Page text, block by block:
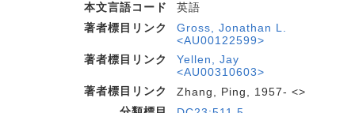
本文言語コード
英語
著者標目リンク
Gross, Jonathan L.
<AU00122599>
著者標目リンク
Yellen, Jay
<AU00310603>
著者標目リンク
Zhang, Ping, 1957- <>